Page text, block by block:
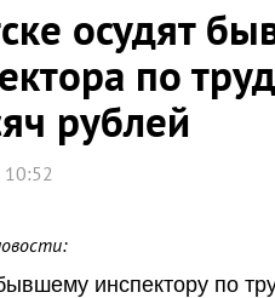
осудят
по
рублей
10:52
инспектору по